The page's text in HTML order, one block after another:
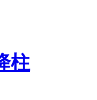
柱